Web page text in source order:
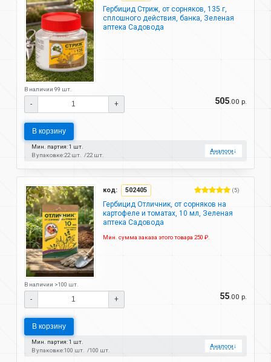
Гербицид Стриж, от сорняков, 135 г,
сплошного действия, банка, Зеленая
аптека Садовода
В наличии 99 шт.
- + 505.00 р.
В корзину
Мин. партия: 1 шт.
В упаковке:22 шт. 22 шт.
Аналоги↓
код: 502405 (5)
Гербицид Отличник, от сорняков на
картофеле и томатах, 10 мл, Зеленая
аптека Садовода
Мин. сумма заказа этого товара 250 ₽.
В наличии >100 шт.
- + 55.00 р.
В корзину
Мин. партия: 1 шт.
В упаковке:100 шт. 100 шт.
Аналоги↓